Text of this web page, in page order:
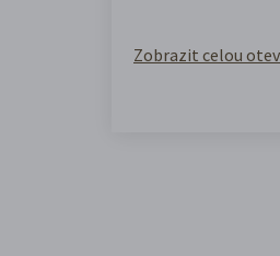
Zobrazit celou